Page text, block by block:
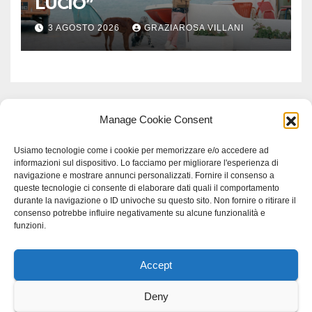
Manage Cookie Consent
Usiamo tecnologie come i cookie per memorizzare e/o accedere ad
informazioni sul dispositivo. Lo facciamo per migliorare l'esperienza di
navigazione e mostrare annunci personalizzati. Fornire il consenso a
queste tecnologie ci consente di elaborare dati quali il comportamento
durante la navigazione o ID univoche su questo sito. Non fornire o ritirare il
consenso potrebbe influire negativamente su alcune funzionalità e
funzioni.
Accept
Deny
3 AGOSTO 2026 GRAZIAROSA VILLANI
Proudly powered by WordPress|Tema: Newspaperex di
Scienzastudio specialistico bracciano